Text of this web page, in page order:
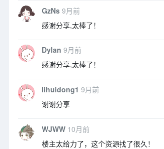
GzNs 9月前
感谢分享,太棒了！
Dylan 9月前
感谢分享,太棒了！
lihuidong1 9月前
谢谢分享
WJWW 10月前
楼主太给力了，这个资源找了很久！